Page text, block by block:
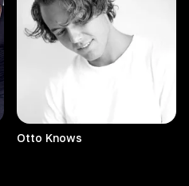
Otto Knows